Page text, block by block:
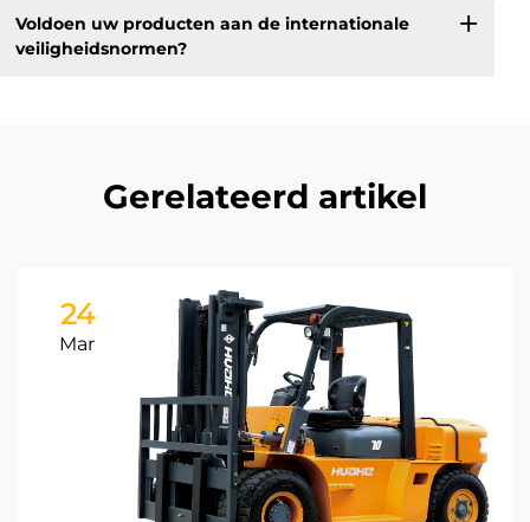
Voldoen uw producten aan de internationale
veiligheidsnormen?
Gerelateerd artikel
24
Mar